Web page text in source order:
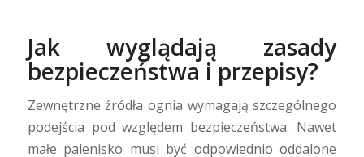
Jak wyglądają zasady
bezpieczeństwa i przepisy?
Zewnętrzne źródła ognia wymagają szczególnego
podejścia pod względem bezpieczeństwa. Nawet
małe palenisko musi być odpowiednio oddalone